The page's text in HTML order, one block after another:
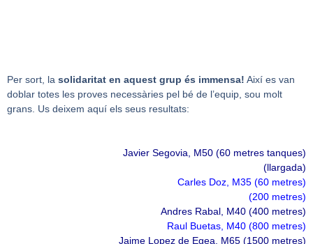
Per sort, la solidaritat en aquest grup és immensa! Així es van
doblar totes les proves necessàries pel bé de l’equip, sou molt
grans. Us deixem aquí els seus resultats:
Javier Segovia, M50 (60 metres tanques)
(llargada)
Carles Doz, M35 (60 metres)
(200 metres)
Andres Rabal, M40 (400 metres)
Raul Buetas, M40 (800 metres)
Jaime Lopez de Egea, M65 (1500 metres)